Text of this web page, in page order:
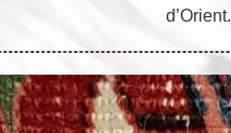
d’Orient.